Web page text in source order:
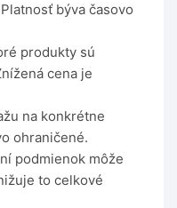
býva časovo
produkty sú
cena je
na konkrétne
ohraničené.
podmienok môže
to celkové